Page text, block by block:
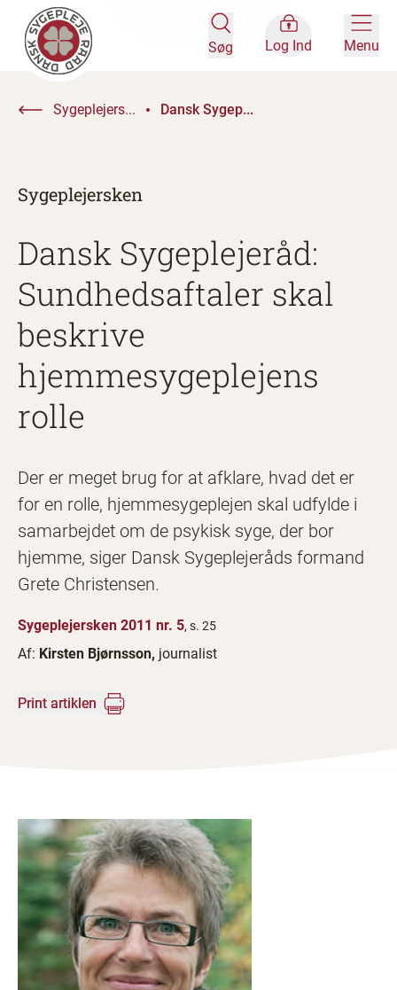
Søg Log Ind Menu
Sygeplejers... Dansk Sygep...
Sygeplejersken
Dansk Sygeplejeråd:
Sundhedsaftaler skal
beskrive
hjemmesygeplejens
rolle
Der er meget brug for at afklare, hvad det er
for en rolle, hjemmesygeplejen skal udfylde i
samarbejdet om de psykisk syge, der bor
hjemme, siger Dansk Sygeplejeråds formand
Grete Christensen.
Sygeplejersken 2011 nr. 5, s. 25
Af: Kirsten Bjørnsson, journalist
Print artiklen